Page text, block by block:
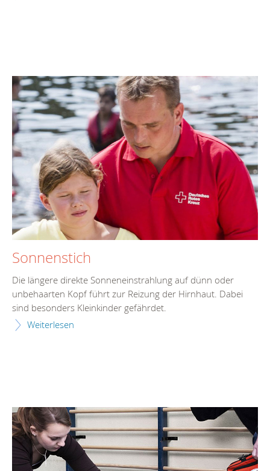
Sonnenstich
Die längere direkte Sonneneinstrahlung auf dünn oder
unbehaarten Kopf führt zur Reizung der Hirnhaut. Dabei
sind besonders Kleinkinder gefährdet.
Weiterlesen